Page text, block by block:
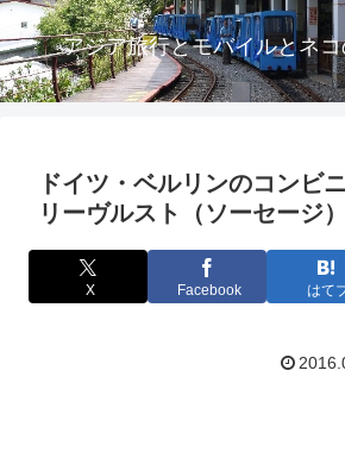
アジア旅行とモバイルとネコ
ドイツ・ベルリンのコンビ
リーヴルスト（ソーセージ）
X Facebook はて